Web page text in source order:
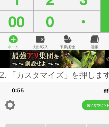
2. 「カスタマイズ」を押します